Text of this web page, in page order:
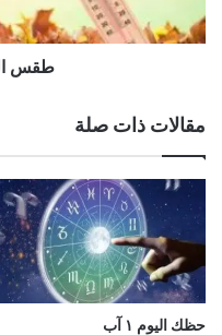
طقس اليوم ٧
مقالات ذات صلة
حظك اليوم ١ آب